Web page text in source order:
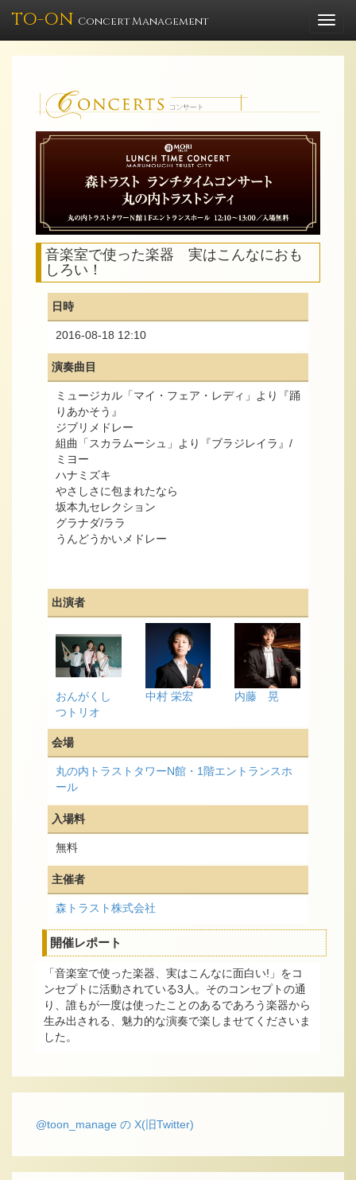
TO-ON Concert Management
音楽室で使った楽器 実はこんなにおも
しろい！
日時
2016-08-18 12:10
演奏曲目
ミュージカル「マイ・フェア・レディ」より『踊
りあかそう』
ジブリメドレー
組曲「スカラムーシュ」より『ブラジレイラ』/
ミヨー
ハナミズキ
やさしさに包まれたなら
坂本九セレクション
グラナダ/ララ
うんどうかいメドレー
出演者
おんがくし
つトリオ
中村 栄宏 内藤 晃
会場
丸の内トラストタワーN館・1階エントランスホ
ール
入場料
無料
主催者
森トラスト株式会社
開催レポート
「音楽室で使った楽器、実はこんなに面白い!」をコ
ンセプトに活動されている3人。そのコンセプトの通
り、誰もが一度は使ったことのあるであろう楽器から
生み出される、魅力的な演奏で楽しませてくださいま
した。
@toon_manage の X(旧Twitter)